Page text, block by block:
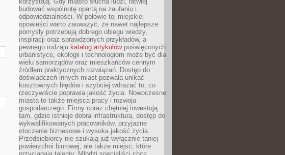
budować wspólnotę opartą na zaufaniu i
odpowiedzialności. W połowie tej miejskiej
opowieści warto zauważyć, że nawet najlepsze
pomysły potrzebują dobrego obiegu wiedzy,
inspiracji oraz sprawdzonych przykładów, a
pewnego rodzaju katalog artykułówpoświęconych
urbanistyce, ekologii i technologiom może być dla
wielu samorządów oraz mieszkańców cennym
źródłem praktycznych rozwiązań. Dostęp do
doświadczeń innych miast pozwala unikać
kosztownych błędów i szybciej wdrażać to, co
rzeczywiście poprawia jakość życia. Nowoczesne
miasta to także miejsca pracy i rozwoju
gospodarczego. Firmy coraz chętniej inwestują
tam, gdzie istnieje dobra infrastruktura, dostęp do
wykwalifikowanych pracowników, przyjazne
otoczenie biznesowe i wysoka jakość życia.
Przedsiębiorcy nie szukają już wyłącznie taniej
powierzchni biurowej, ale także miejsc, które